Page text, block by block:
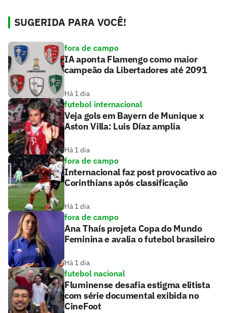
SUGERIDA PARA VOCÊ!
fora de campo
IA aponta Flamengo como maior
campeão da Libertadores até 2091
Há 1 dia
futebol internacional
Veja gols em Bayern de Munique x
Aston Villa: Luis Díaz amplia
Há 1 dia
fora de campo
Internacional faz post provocativo ao
Corinthians após classificação
Há 1 dia
fora de campo
Ana Thaís projeta Copa do Mundo
Feminina e avalia o futebol brasileiro
Há 1 dia
futebol nacional
Fluminense desafia estigma elitista
com série documental exibida no
CineFoot